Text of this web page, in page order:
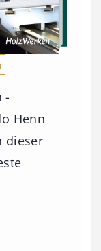
-
Henn
dieser